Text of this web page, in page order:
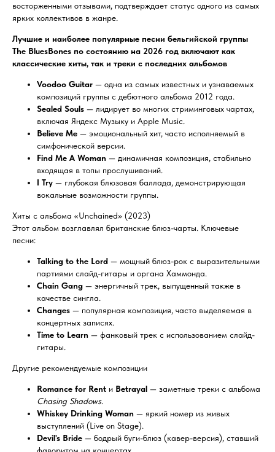
восторженными отзывами, подтверждает статус одного из самых
ярких коллективов в жанре.
Лучшие и наиболее популярные песни бельгийской группы
The BluesBones по состоянию на 2026 год включают как
классические хиты, так и треки с последних альбомов
Voodoo Guitar — одна из самых известных и узнаваемых
композиций группы с дебютного альбома 2012 года.
Sealed Souls — лидирует во многих стриминговых чартах,
включая Яндекс Музыку и Apple Music.
Believe Me — эмоциональный хит, часто исполняемый в
симфонической версии.
Find Me A Woman — динамичная композиция, стабильно
входящая в топы прослушиваний.
I Try — глубокая блюзовая баллада, демонстрирующая
вокальные возможности группы.
Хиты с альбома «Unchained» (2023)
Этот альбом возглавлял британские блюз-чарты. Ключевые
песни:
Talking to the Lord — мощный блюз-рок с выразительными
партиями слайд-гитары и органа Хаммонда.
Chain Gang — энергичный трек, выпущенный также в
качестве сингла.
Changes — популярная композиция, часто выделяемая в
концертных записях.
Time to Learn — фанковый трек с использованием слайд-
гитары.
Другие рекомендуемые композиции
Romance for Rent и Betrayal — заметные треки с альбома
Chasing Shadows.
Whiskey Drinking Woman — яркий номер из живых
выступлений (Live on Stage).
Devil's Bride — бодрый буги-блюз (кавер-версия), ставший